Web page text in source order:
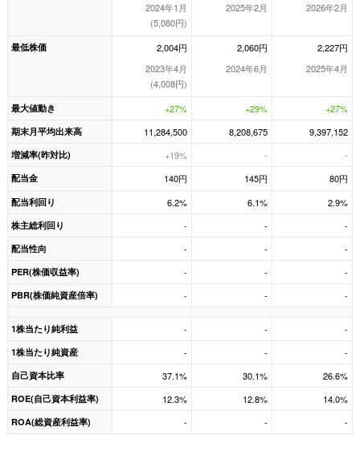
2024年1月
(5,080円)
2025年2月 2026年2月
最低株価
2,004円
2023年4月
(4,008円)
2,060円
2024年6月
2,227円
2025年4月
最大値動き +27% +29% +27%
期末月平均出来高 11,284,500 8,208,675 9,397,152
増減率(昨対比) +19% - -
配当金 140円 145円 80円
配当利回り 6.2% 6.1% 2.9%
株主総利回り - - -
配当性向 - - -
PER(株価収益率) - - -
PBR(株価純資産倍率) - - -
1株当たり純利益 - - -
1株当たり純資産 - - -
自己資本比率 37.1% 30.1% 26.6%
ROE(自己資本利益率) 12.3% 12.8% 14.0%
ROA(総資産利益率) - - -